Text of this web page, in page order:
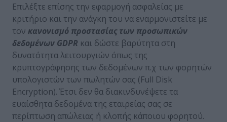
Επιλέξτε επίσης την εφαρμογή ασφαλείας με
κριτήριο και την ανάγκη του να εναρμονιστείτε με
τον κανονισμό προστασίας των προσωπικών
δεδομένων GDPR και δώστε βαρύτητα στη
δυνατότητα λειτουργιών όπως της
κρυπτογράφησης των δεδομένων π.χ των φορητών
υπολογιστών των πωλητών σας (Full Disk
Encryption). Έτσι δεν θα διακινδυνέψετε τα
ευαίσθητα δεδομένα της εταιρείας σας σε
περίπτωση απώλειας ή κλοπής κάποιου φορητού.